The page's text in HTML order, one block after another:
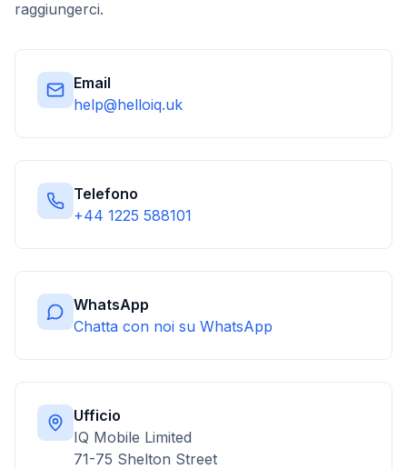
raggiungerci.
Email
help@helloiq.uk
Telefono
+44 1225 588101
WhatsApp
Chatta con noi su WhatsApp
Ufficio
IQ Mobile Limited
71-75 Shelton Street